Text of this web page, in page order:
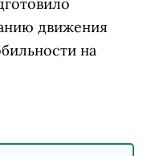
движения
на